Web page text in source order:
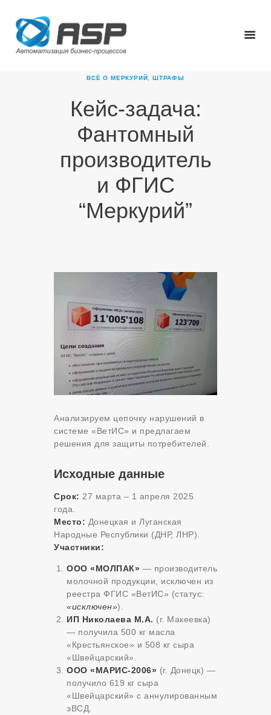
ВСЁ О МЕРКУРИЙ ШТРАФЫ
Кейс-задача:
Фантомный
производитель
и ФГИС
“Меркурий”
ГЛАВНАЯ
О КОМПАНИИ
НОВОСТИ
КАРЬЕРА
ПАРТНЕРЫ
КОНТАКТЫ
Анализируем цепочку нарушений в
системе «ВетИС» и предлагаем
решения для защиты потребителей.
Исходные данные
Срок: 27 марта – 1 апреля 2025
года.
Место: Донецкая и Луганская
Народные Республики (ДНР, ЛНР).
Участники:
ООО «МОЛПАК» — производитель
молочной продукции, исключен из
реестра ФГИС «ВетИС» (статус:
«исключен»).
ИП Николаева М.А. (г. Макеевка)
— получила 500 кг масла
«Крестьянское» и 508 кг сыра
«Швейцарский».
ООО «МАРИС-2006» (г. Донецк) —
получило 619 кг сыра
«Швейцарский» с аннулированным
эВСД.